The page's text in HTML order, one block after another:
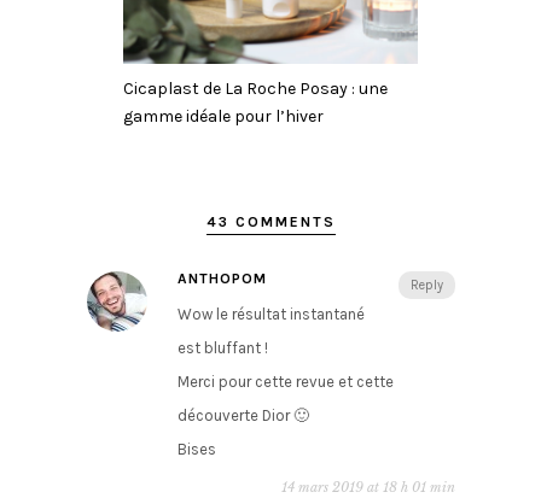
Cicaplast de La Roche Posay : une
gamme idéale pour l’hiver
43 COMMENTS
Reply
ANTHOPOM
Wow le résultat instantané
est bluffant !
Merci pour cette revue et cette
découverte Dior 🙂
Bises
14 mars 2019 at 18 h 01 min